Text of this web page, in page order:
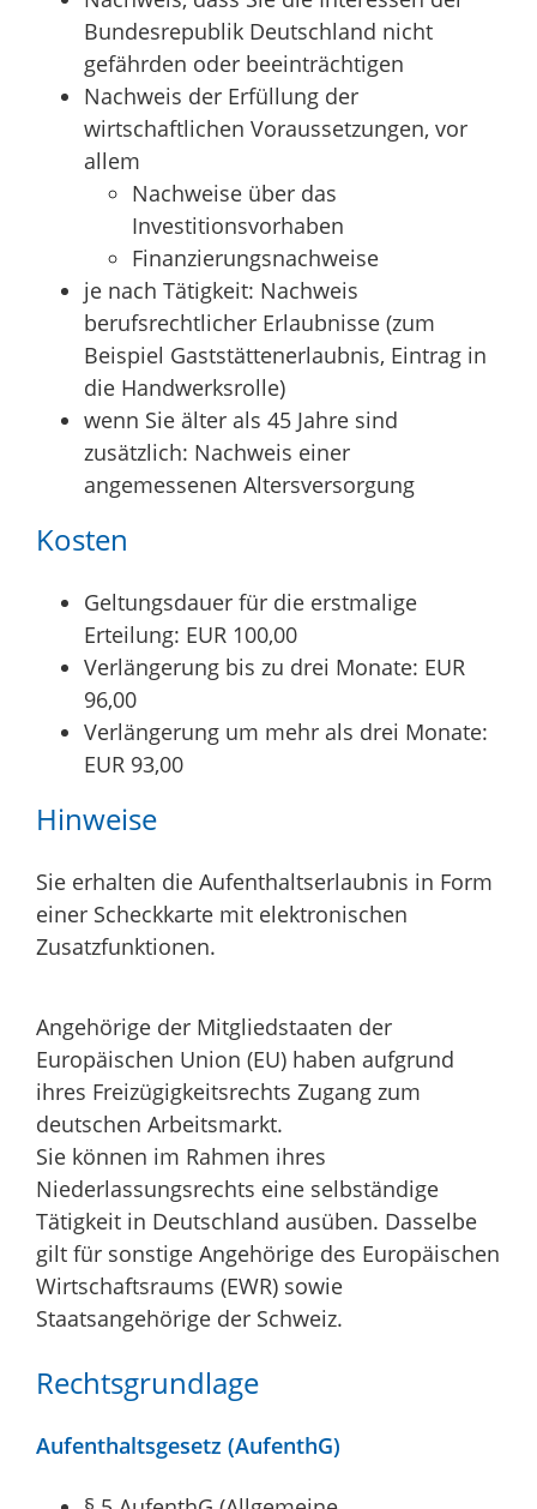
Bundesrepublik Deutschland nicht
gefährden oder beeinträchtigen
Nachweis der Erfüllung der
wirtschaftlichen Voraussetzungen, vor
allem
Nachweise über das
Investitionsvorhaben
Finanzierungsnachweise
je nach Tätigkeit: Nachweis
berufsrechtlicher Erlaubnisse (zum
Beispiel Gaststättenerlaubnis, Eintrag in
die Handwerksrolle)
wenn Sie älter als 45 Jahre sind
zusätzlich: Nachweis einer
angemessenen Altersversorgung
Kosten
Geltungsdauer für die erstmalige
Erteilung: EUR 100,00
Verlängerung bis zu drei Monate: EUR
96,00
Verlängerung um mehr als drei Monate:
EUR 93,00
Hinweise
Sie erhalten die Aufenthaltserlaubnis in Form
einer Scheckkarte mit elektronischen
Zusatzfunktionen.
Angehörige der Mitgliedstaaten der
Europäischen Union (EU) haben aufgrund
ihres Freizügigkeitsrechts Zugang zum
deutschen Arbeitsmarkt.
Sie können im Rahmen ihres
Niederlassungsrechts eine selbständige
Tätigkeit in Deutschland ausüben. Dasselbe
gilt für sonstige Angehörige des Europäischen
Wirtschaftsraums (EWR) sowie
Staatsangehörige der Schweiz.
Rechtsgrundlage
Aufenthaltsgesetz (AufenthG)